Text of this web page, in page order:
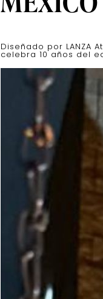
Diseñado por LANZA
celebra 10 años del